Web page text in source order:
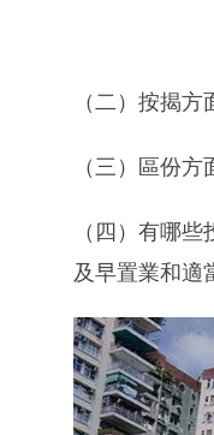
（二）按揭
（三）區份
（四）有哪
及早置業和適